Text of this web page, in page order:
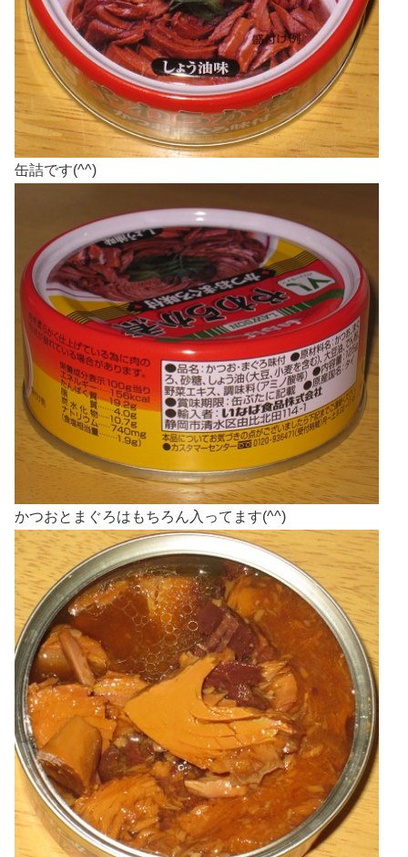
缶詰です(^^)
かつおとまぐろはもちろん入ってます(^^)